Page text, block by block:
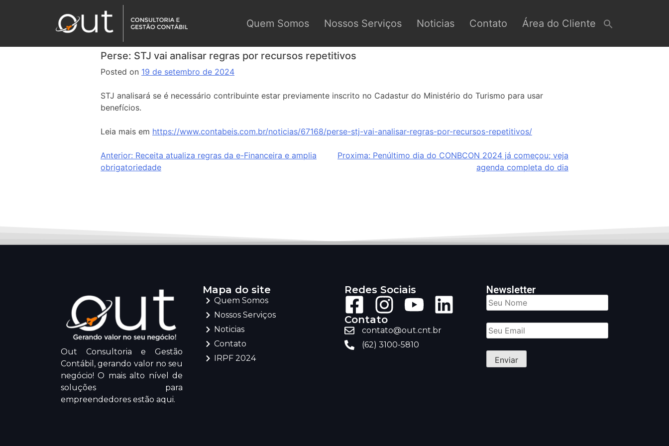
Quem Somos Nossos Serviços Noticias Contato Área do Cliente
Perse: STJ vai analisar regras por recursos repetitivos
Posted on 19 de setembro de 2024
STJ analisará se é necessário contribuinte estar previamente inscrito no Cadastur do Ministério do Turismo para usar
benefícios.
Leia mais em https://www.contabeis.com.br/noticias/67168/perse-stj-vai-analisar-regras-por-recursos-repetitivos/
Anterior: Receita atualiza regras da e-Financeira e amplia
obrigatoriedade
Proxima: Penúltimo dia do CONBCON 2024 já começou; veja
agenda completa do dia
Out Consultoria e Gestão
Contábil, gerando valor no seu
negócio! O mais alto nível de
soluções para
empreendedores estão aqui.
Mapa do site
Quem Somos
Nossos Serviços
Noticias
Contato
IRPF 2024
Redes Sociais
Contato
contato@out.cnt.br
(62) 3100-5810
Newsletter